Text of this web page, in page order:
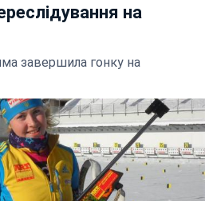
на
завершила гонку на